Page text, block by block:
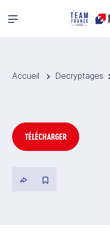
Menu principal
Accueil Decryptages
TÉLÉCHARGER